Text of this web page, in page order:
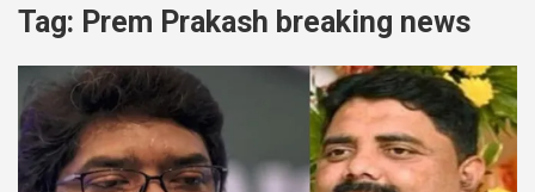
Tag: Prem Prakash breaking news